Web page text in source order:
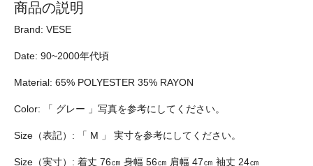
商品の説明
Brand: VESE
Date: 90~2000年代頃
Material: 65% POLYESTER 35% RAYON
Color: 「 グレー 」写真を参考にしてください。
Size（表記）: 「 M 」 実寸を参考にしてください。
Size（実寸）: 着丈 76㎝ 身幅 56㎝ 肩幅 47㎝ 袖丈 24㎝